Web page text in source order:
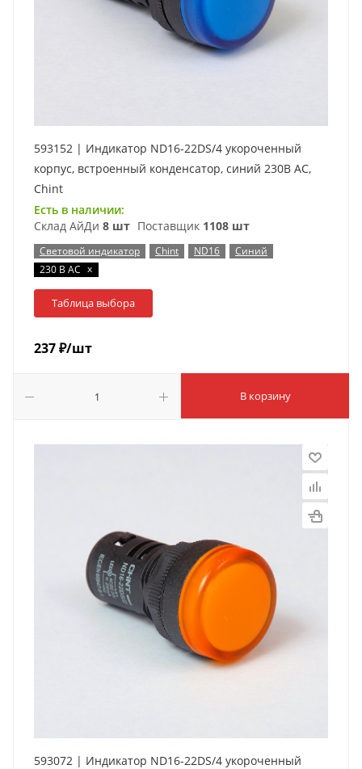
593152 | Индикатор ND16-22DS/4 укороченный
корпус, встроенный конденсатор, синий 230В АС,
Chint
Есть в наличии:
Склад АйДи 8 шт Поставщик 1108 шт
Световой индикатор Chint ND16
Синий
230 В AC x
Таблица выбора
237₽/шт
В корзину
593072 | Индикатор ND16-22DS/4 укороченный